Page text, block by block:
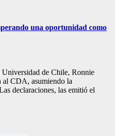
una oportunidad como
de Chile, Ronnie
al CDA, asumiendo la
declaraciones, las emitió el